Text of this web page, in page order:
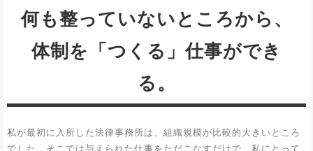
何も整っていないところから、
体制を「つくる」仕事ができ
る。
私が最初に入所した法律事務所は、組織規模が比較的大きいところ
でした。そこでは与えられた仕事をただこなすだけで、私にとって